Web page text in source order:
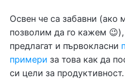
Освен че са забавни (ако
позволим да го кажем
предлагат и първокласни
примери за това как да
си цели за продуктивност.